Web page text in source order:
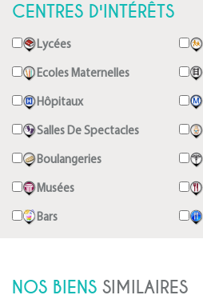
CENTRES D'INTÉRÊTS
Lycées
Ecoles Maternelles
Hôpitaux
Salles De Spectacles
Boulangeries
Musées
Bars
NOS BIENS SIMILAIRES